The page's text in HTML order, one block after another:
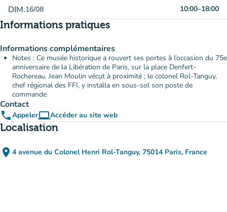
DIM.16/08 10:00–18:00
Informations pratiques
Informations complémentaires
Notes : Ce musée historique a rouvert ses portes à l’occasion du 75e
anniversaire de la Libération de Paris, sur la place Denfert-
Rochereau. Jean Moulin vécut à proximité ; le colonel Rol-Tanguy,
chef régional des FFI, y installa en sous-sol son poste de
commande
Contact
phoneAppelercomputerAccéder au site web
(nouvel onglet)
Localisation
place 4 avenue du Colonel Henri Rol-Tanguy, 75014 Paris, France
(ouvrir dans Google Maps)
(nouvel onglet)